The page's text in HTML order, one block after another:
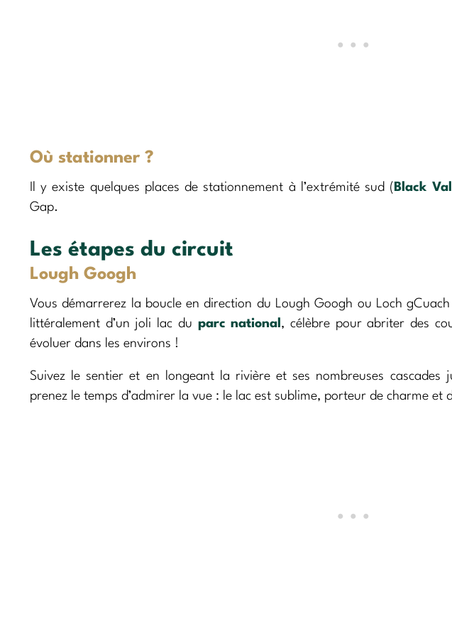
Où stationner ?
Il y existe quelques places de stationnement à l’extrémité sud ( Black
Gap.
Les étapes du circuit
Lough Googh
Vous démarrerez la boucle en direction du Lough Googh ou Loch
littéralement d’un joli lac du parc national , célèbre pour abriter des
évoluer dans les environs !
Suivez le sentier et en longeant la rivière et ses nombreuses cascades
prenez le temps d’admirer la vue : le lac est sublime, porteur de charme et